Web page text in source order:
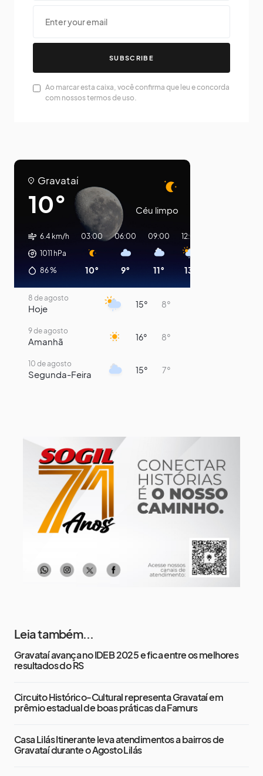
SUBSCRIBE
Ao marcar esta caixa, você confirma que leu e concorda
com nossos termos de uso.
Gravataí
10° Céu limpo
6.4 km/h
1011 hPa
86%
03:00
10°
06:00
9°
09:00
11°
12:00
13°
8 de agosto
Hoje 15° 8°
9 de agosto
Amanhã 16° 8°
10 de agosto
Segunda-Feira 15° 7°
13 de agosto
Quinta-Feira 19° 13°
14 de agosto
Sexta-Feira 18° 14°
Leia também...
Gravataí avança no IDEB 2025 e fica entre os melhores
resultados do RS
Circuito Histórico-Cultural representa Gravataí em
prêmio estadual de boas práticas da Famurs
Casa Lilás Itinerante leva atendimentos a bairros de
Gravataí durante o Agosto Lilás